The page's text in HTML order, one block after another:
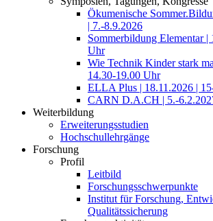
Ökumenische
| 7.-8.9.2026
Sommerbildung Elementar |
Uhr
Wie Technik Kinder stark
14.30-19.00 Uhr
ELLA Plus | 18.11.2026 |
CARN D.A.CH | 5.-
Weiterbildung
Erweiterungsstudien
Hochschullehrgänge
Forschung
Profil
Leitbild
Forschungsschwerpunkte
Institut für Forschung,
Qualitätssicherung